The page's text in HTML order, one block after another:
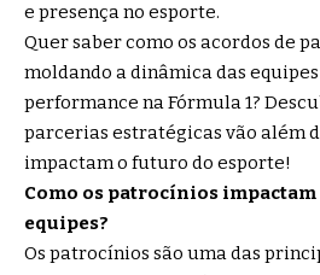
e presença no esporte.
Quer saber como os acordos de
moldando a dinâmica das
performance na Fórmula 1?
parcerias estratégicas vão além
impactam o futuro do esporte!
Como os patrocínios impactam
equipes?
Os patrocínios são uma das